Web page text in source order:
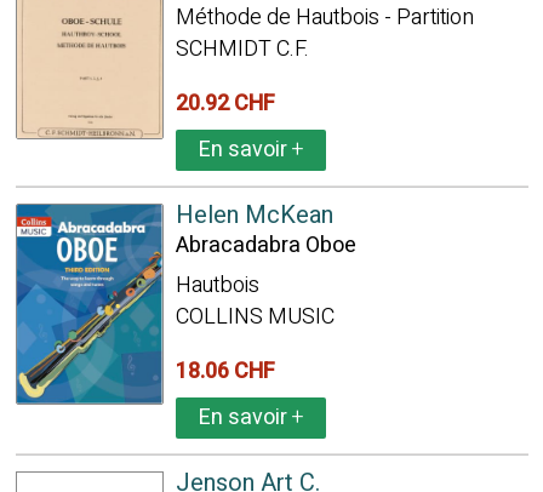
Méthode de Hautbois - Partition
SCHMIDT C.F.
20.92 CHF
En savoir+
Helen McKean
Abracadabra Oboe
Hautbois
COLLINS MUSIC
18.06 CHF
En savoir+
Jenson Art C.